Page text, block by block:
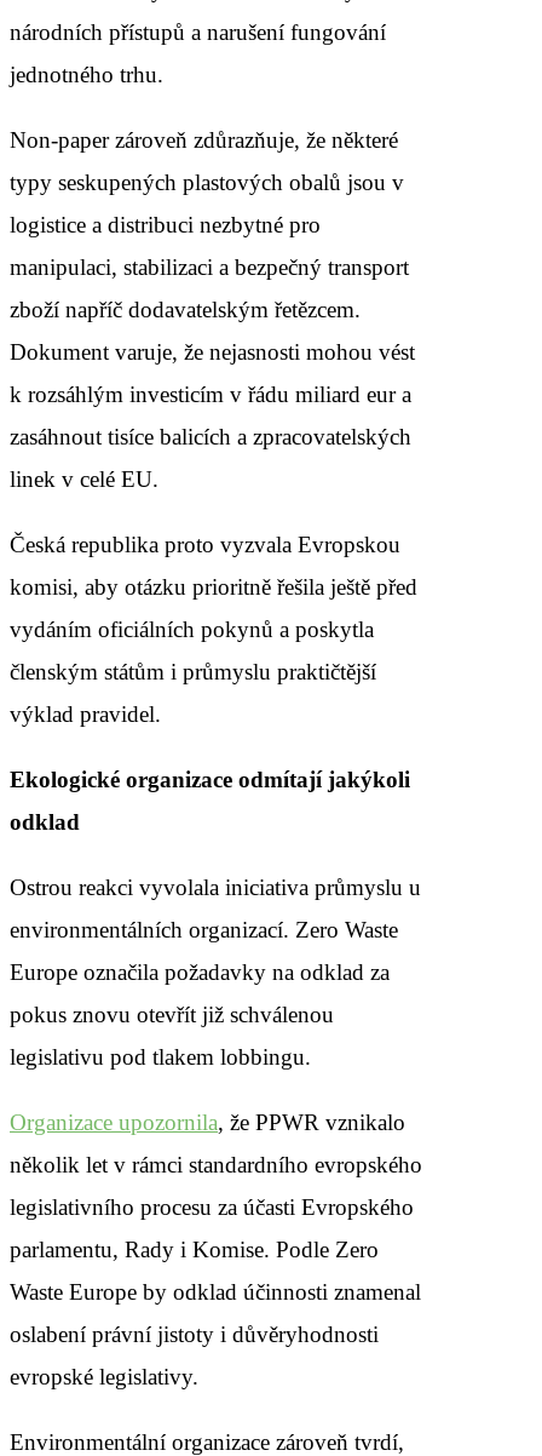
národních přístupů a narušení fungování
jednotného trhu.
Non-paper zároveň zdůrazňuje, že některé
typy seskupených plastových obalů jsou v
logistice a distribuci nezbytné pro
manipulaci, stabilizaci a bezpečný transport
zboží napříč dodavatelským řetězcem.
Dokument varuje, že nejasnosti mohou vést
k rozsáhlým investicím v řádu miliard eur a
zasáhnout tisíce balicích a zpracovatelských
linek v celé EU.
Česká republika proto vyzvala Evropskou
komisi, aby otázku prioritně řešila ještě před
vydáním oficiálních pokynů a poskytla
členským státům i průmyslu praktičtější
výklad pravidel.
Ekologické organizace odmítají jakýkoli
odklad
Ostrou reakci vyvolala iniciativa průmyslu u
environmentálních organizací. Zero Waste
Europe označila požadavky na odklad za
pokus znovu otevřít již schválenou
legislativu pod tlakem lobbingu.
Organizace upozornila, že PPWR vznikalo
několik let v rámci standardního evropského
legislativního procesu za účasti Evropského
parlamentu, Rady i Komise. Podle Zero
Waste Europe by odklad účinnosti znamenal
oslabení právní jistoty i důvěryhodnosti
evropské legislativy.
Environmentální organizace zároveň tvrdí,